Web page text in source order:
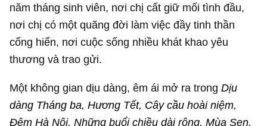
năm tháng sinh viên, nơi chị cất giữ mối tình đầu,
nơi chị có một quãng đời làm việc đầy tinh thần
cống hiến, nơi cuộc sống nhiều khát khao yêu
thương và trao gửi.
Một không gian dịu dàng, êm ái mở ra trongDịu
dàng Tháng ba, Hương Tết, Cây cầu hoài niệm,
Đêm Hà Nội, Những buổi chiều dài rộng, Mùa Sen,